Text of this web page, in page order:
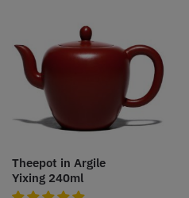
Theepot in Argile
Yixing 240ml